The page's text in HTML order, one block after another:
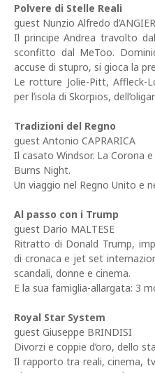
Polvere di Stelle Reali
guest Nunzio Alfredo
Il principe Andrea travolto
sconfitto dal MeToo.
accuse di stupro, si gioca la
Le rotture Jolie-Pitt, Affleck-
per l’isola di Skorpios,
Tradizioni del Regno
guest Antonio CAPRARICA
Il casato Windsor. La Corona
Burns Night.
Un viaggio nel Regno Unito e
Al passo con i Trump
guest Dario MALTESE
Ritratto di Donald Trump,
di cronaca e jet set
scandali, donne e cinema.
E la sua famiglia-allargata: 3
Royal Star System
guest Giuseppe BRINDISI
Divorzi e coppie d’oro, dello
Il rapporto tra reali, cinema,